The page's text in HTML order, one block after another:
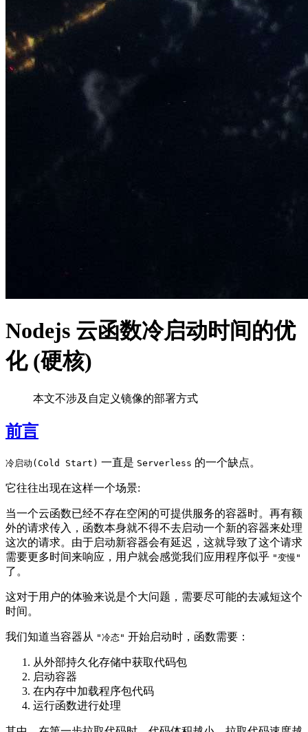
Nodejs 云函数冷启动时间的优
化 (硬核)
本文不涉及自定义镜像的部署方式
前言
冷启动(Cold Start) 一直是 Serverless 的一个缺点。
它往往出现在这样一个场景:
当一个云函数已经不存在空闲的可提供服务的容器时。再有额
外的请求传入，函数本身就不得不去启动一个新的容器来处理
这次的请求。由于启动新容器会有延迟，这就导致了这个请求
需要更多时间来响应，用户就会感觉我们应用程序似乎 "变慢"
了。
这对于用户的体验来说是个大问题，需要尽可能的去减短这个
时间。
我们知道当容器从 "冷态" 开始启动时，函数需要：
从外部持久化存储中获取代码包
启动容器
在内存中加载程序包代码
运行函数进行处理